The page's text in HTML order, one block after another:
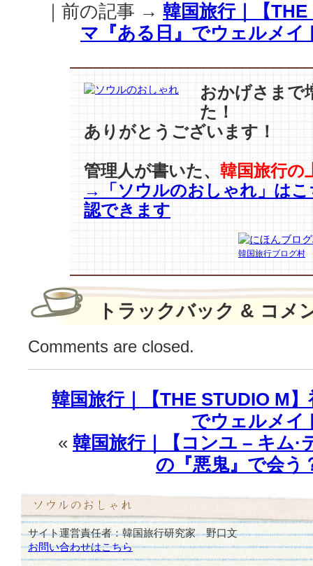
vs
モ
デ
最
新
作
し
た
強
フ
ァ
シ
ン…
｜前の記事 → 韓国旅行｜【
マ『ある日』でウェルメイ
おかげさまで
た！
ありがとうございます！
管理人が書いた、 韓国旅行の
→「ソウルのおしゃれ」はこ
認できます
韓国旅行ブログ村
トラックバック & コメ
Comments are closed.
韓国旅行｜【THE STUDIO M
でウェルメイ
« 韓国旅行｜【コンユ – キム·
の『悪鬼』で会う
サイト運営責任者：韓国旅行研究家 野口文
お問い合わせはこちら